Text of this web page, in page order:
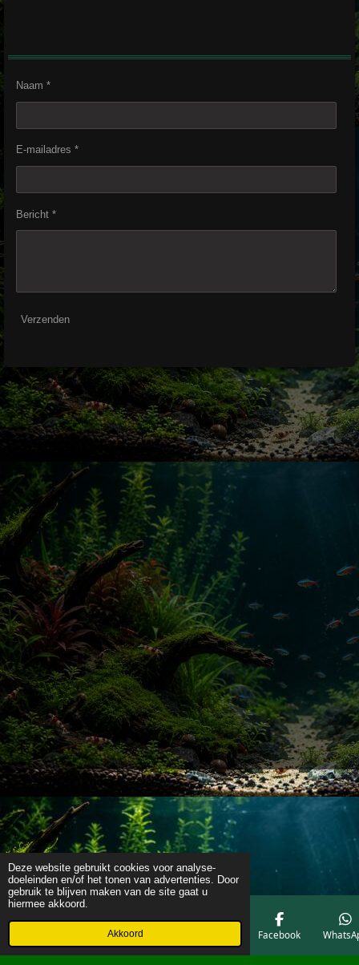
Deze website gebruikt cookies voor analyse-
doeleinden en/of het tonen van advertenties. Door
gebruik te blijven maken van de site gaat u
hiermee akkoord.
Akkoord
Naam *
E-mailadres *
Bericht *
Verzenden
Telefoonnummer Facebook